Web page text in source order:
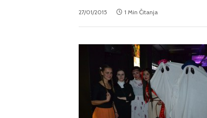
27/01/2015 1 Min Čitanja